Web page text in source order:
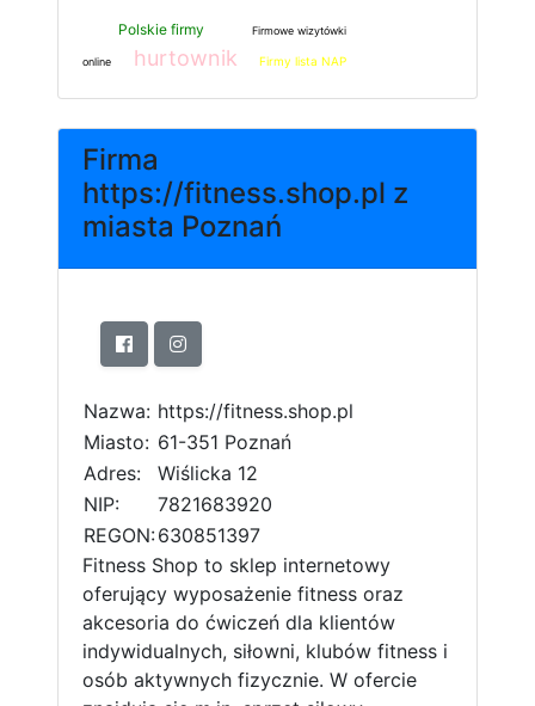
Polskie firmy Firmowe wizytówki
online hurtownik Firmy lista NAP
Firma
https://fitness.shop.pl z
miasta Poznań
Nazwa: https://fitness.shop.pl
Miasto: 61-351 Poznań
Adres:
Wiślicka 12
NIP:
7821683920
REGON:630851397
Fitness Shop to sklep internetowy
oferujący wyposażenie fitness oraz
akcesoria do ćwiczeń dla klientów
indywidualnych, siłowni, klubów fitness i
osób aktywnych fizycznie. W ofercie